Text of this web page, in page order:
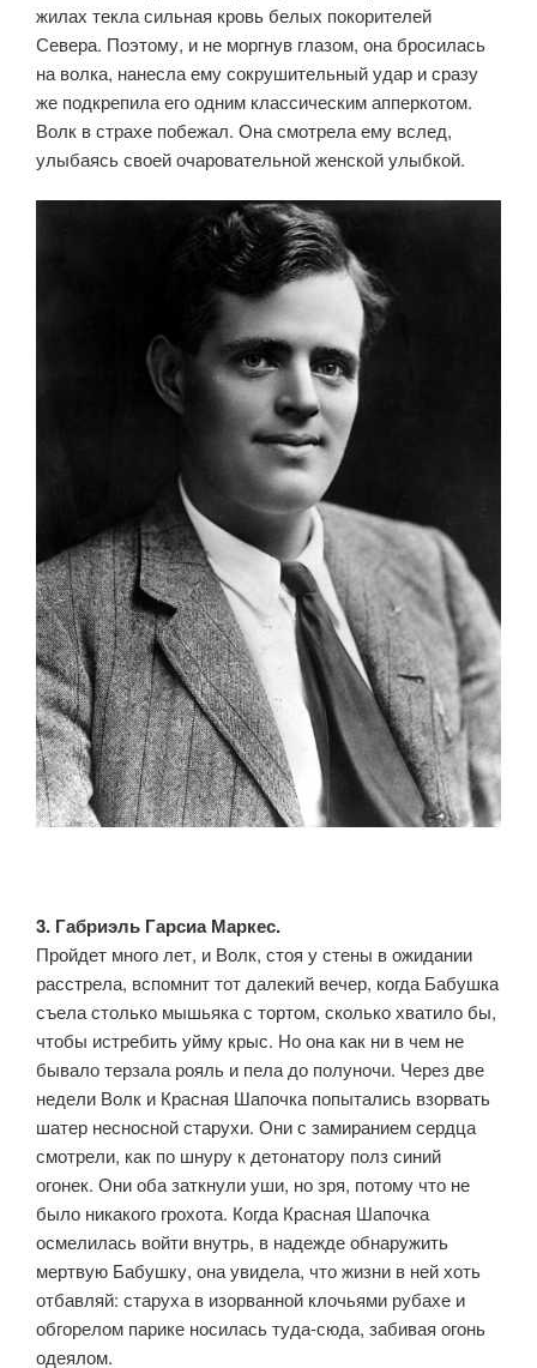
жилах текла сильная кровь белых покорителей
Севера. Поэтому, и не моргнув глазом, она бросилась
на волка, нанесла ему сокрушительный удар и сразу
же подкрепила его одним классическим апперкотом.
Волк в страхе побежал. Она смотрела ему вслед,
улыбаясь своей очаровательной женской улыбкой.
3. Габриэль Гарсиа Маркес.
Пройдет много лет, и Волк, стоя у стены в ожидании
расстрела, вспомнит тот далекий вечер, когда Бабушка
съела столько мышьяка с тортом, сколько хватило бы,
чтобы истребить уйму крыс. Но она как ни в чем не
бывало терзала рояль и пела до полуночи. Через две
недели Волк и Красная Шапочка попытались взорвать
шатер несносной старухи. Они с замиранием сердца
смотрели, как по шнуру к детонатору полз синий
огонек. Они оба заткнули уши, но зря, потому что не
было никакого грохота. Когда Красная Шапочка
осмелилась войти внутрь, в надежде обнаружить
мертвую Бабушку, она увидела, что жизни в ней хоть
отбавляй: старуха в изорванной клочьями рубахе и
обгорелом парике носилась туда-сюда, забивая огонь
одеялом.